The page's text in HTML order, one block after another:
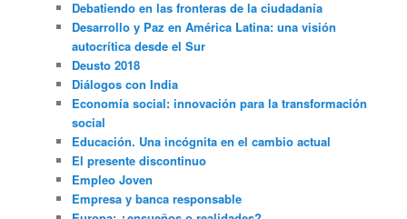
Debatiendo en las fronteras de la ciudadanía
Desarrollo y Paz en América Latina: una visión
autocrítica desde el Sur
Deusto 2018
Diálogos con India
Economía social: innovación para la transformación
social
Educación. Una incógnita en el cambio actual
El presente discontinuo
Empleo Joven
Empresa y banca responsable